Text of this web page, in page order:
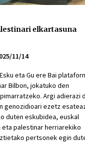
margoak
Uribitarte40 aretoan
elkartasuna
11/14
eta Gu ere Bai
Bilbon, jokatuko den
Argi adierazi
genozidioari ezetz
duten eskubidea, euskal
palestinar herriarekiko
pertsonek egin